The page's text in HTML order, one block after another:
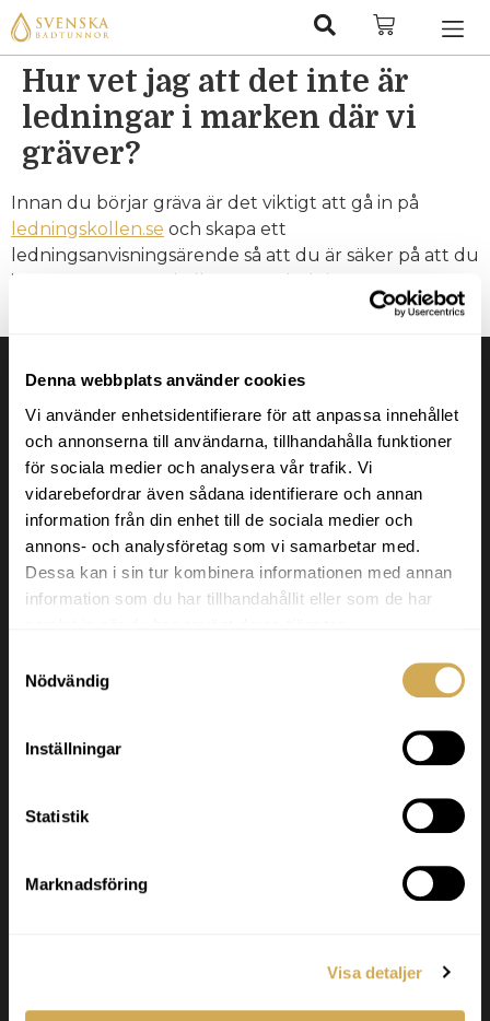
Denna webbplats använder cookies
Vi använder enhetsidentifierare för att anpassa innehållet
och annonserna till användarna, tillhandahålla funktioner
för sociala medier och analysera vår trafik. Vi
vidarebefordrar även sådana identifierare och annan
information från din enhet till de sociala medier och
annons- och analysföretag som vi samarbetar med.
Dessa kan i sin tur kombinera informationen med annan
information som du har tillhandahållit eller som de har
Nödvändig
Inställningar
Statistik
Marknadsföring
Visa detaljer
Hur vet jag att det inte är
ledningar i marken där vi
gräver?
Innan du börjar gräva är det viktigt att gå in på
ledningskollen.se och skapa ett
ledningsanvisningsärende så att du är säker på att du
inte gräver av en el eller vattenledning.
Svenska Badtunnor
Svenska Badtunnor designar och tillverkar
badtunnor och terrasspooler för det nordiska
Svenska Badtunnor AB Lötängsgatan 18,